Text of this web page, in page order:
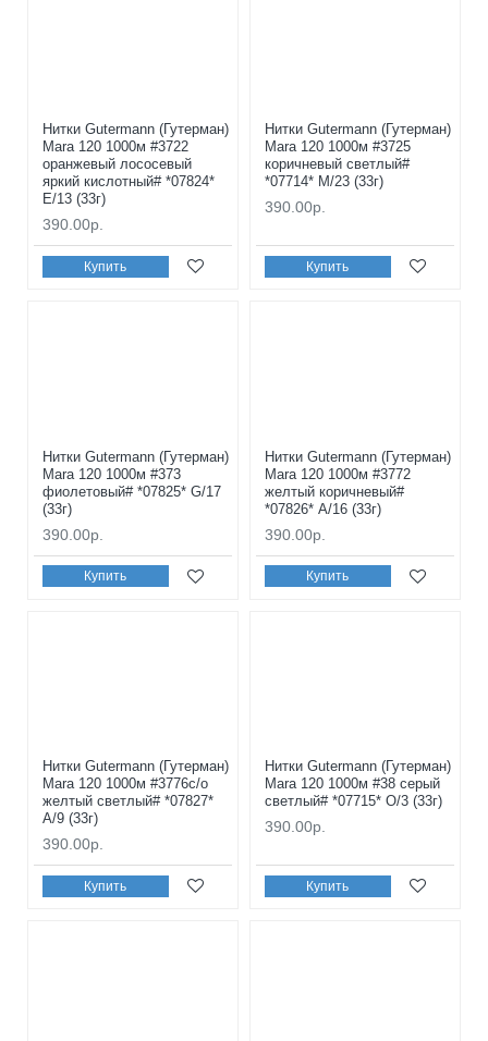
Нитки Gutermann (Гутерман)
Mara 120 1000м #3722
оранжевый лососевый
яркий кислотный# *07824*
E/13 (33г)
390.00р.
Купить
Нитки Gutermann (Гутерман)
Mara 120 1000м #3725
коричневый светлый#
*07714* M/23 (33г)
390.00р.
Купить
Нитки Gutermann (Гутерман)
Mara 120 1000м #373
фиолетовый# *07825* G/17
(33г)
390.00р.
Купить
Нитки Gutermann (Гутерман)
Mara 120 1000м #3772
желтый коричневый#
*07826* A/16 (33г)
390.00р.
Купить
Нитки Gutermann (Гутерман)
Mara 120 1000м #3776с/о
желтый светлый# *07827*
A/9 (33г)
390.00р.
Купить
Нитки Gutermann (Гутерман)
Mara 120 1000м #38 серый
светлый# *07715* O/3 (33г)
390.00р.
Купить